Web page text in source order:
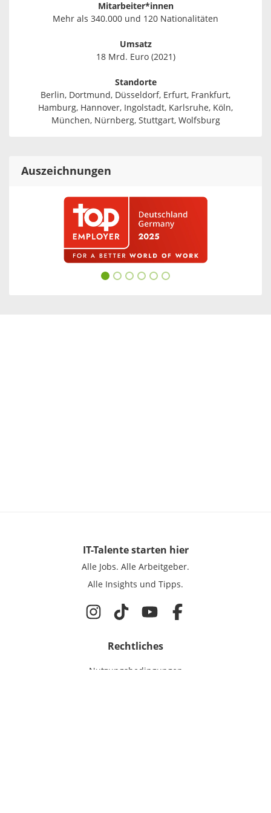
Mitarbeiter*innen
Mehr als 340.000 und 120 Nationalitäten
Umsatz
18 Mrd. Euro (2021)
Standorte
Berlin, Dortmund, Düsseldorf, Erfurt, Frankfurt,
Hamburg, Hannover, Ingolstadt, Karlsruhe, Köln,
München, Nürnberg, Stuttgart, Wolfsburg
Auszeichnungen
IT-Talentestarten hier
Alle Jobs. Alle Arbeitgeber.
Alle Insights und Tipps.
Rechtliches
Nutzungsbedingungen